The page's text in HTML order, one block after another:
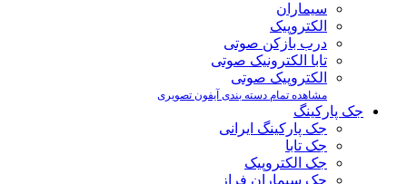
سیماران
الکتروپیک
درب بازکن صوتی
تابا الکترونیک صوتی
الکتروپیک صوتی
مشاهده تمام دسته بندی آیفون تصویری
جک پارکینگ
جک پارکینگ ایرانی
جک تابا
جک الکتروپیک
جک سیماران فراز